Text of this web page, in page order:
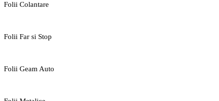
Folii Colantare
Folii Far si Stop
Folii Geam Auto